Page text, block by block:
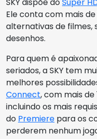
Ele conta com mais
alternativas de filmes,
desenhos.
Para quem é
seriados, a SKY tem
melhores
Connect, com mais de
incluindo os mais
do Premiere para os
perderem nenhum